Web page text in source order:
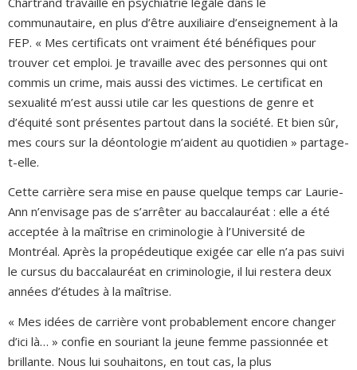
communautaire, en plus d’être auxiliaire d’enseignement à la
FEP. « Mes certificats ont vraiment été bénéfiques pour
trouver cet emploi. Je travaille avec des personnes qui ont
commis un crime, mais aussi des victimes. Le certificat en
sexualité m’est aussi utile car les questions de genre et
d’équité sont présentes partout dans la société. Et bien sûr,
mes cours sur la déontologie m’aident au quotidien » partage-
t-elle.
Cette carrière sera mise en pause quelque temps car Laurie-
Ann n’envisage pas de s’arrêter au baccalauréat : elle a été
acceptée à la maîtrise en criminologie à l’Université de
Montréal. Après la propédeutique exigée car elle n’a pas suivi
le cursus du baccalauréat en criminologie, il lui restera deux
années d’études à la maîtrise.
« Mes idées de carrière vont probablement encore changer
d’ici là… » confie en souriant la jeune femme passionnée et
brillante. Nous lui souhaitons, en tout cas, la plus